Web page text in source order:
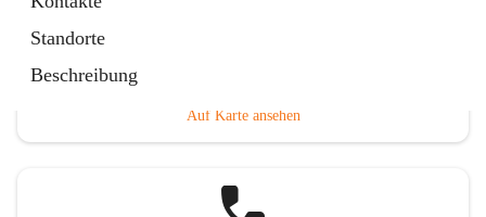
Standorte
Beschreibung
Auf Karte ansehen